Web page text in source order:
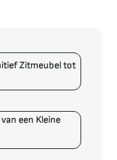
geslaagde
huisinrichting:
stijlvol
functioneel
Zitmeubel tot
een Kleine